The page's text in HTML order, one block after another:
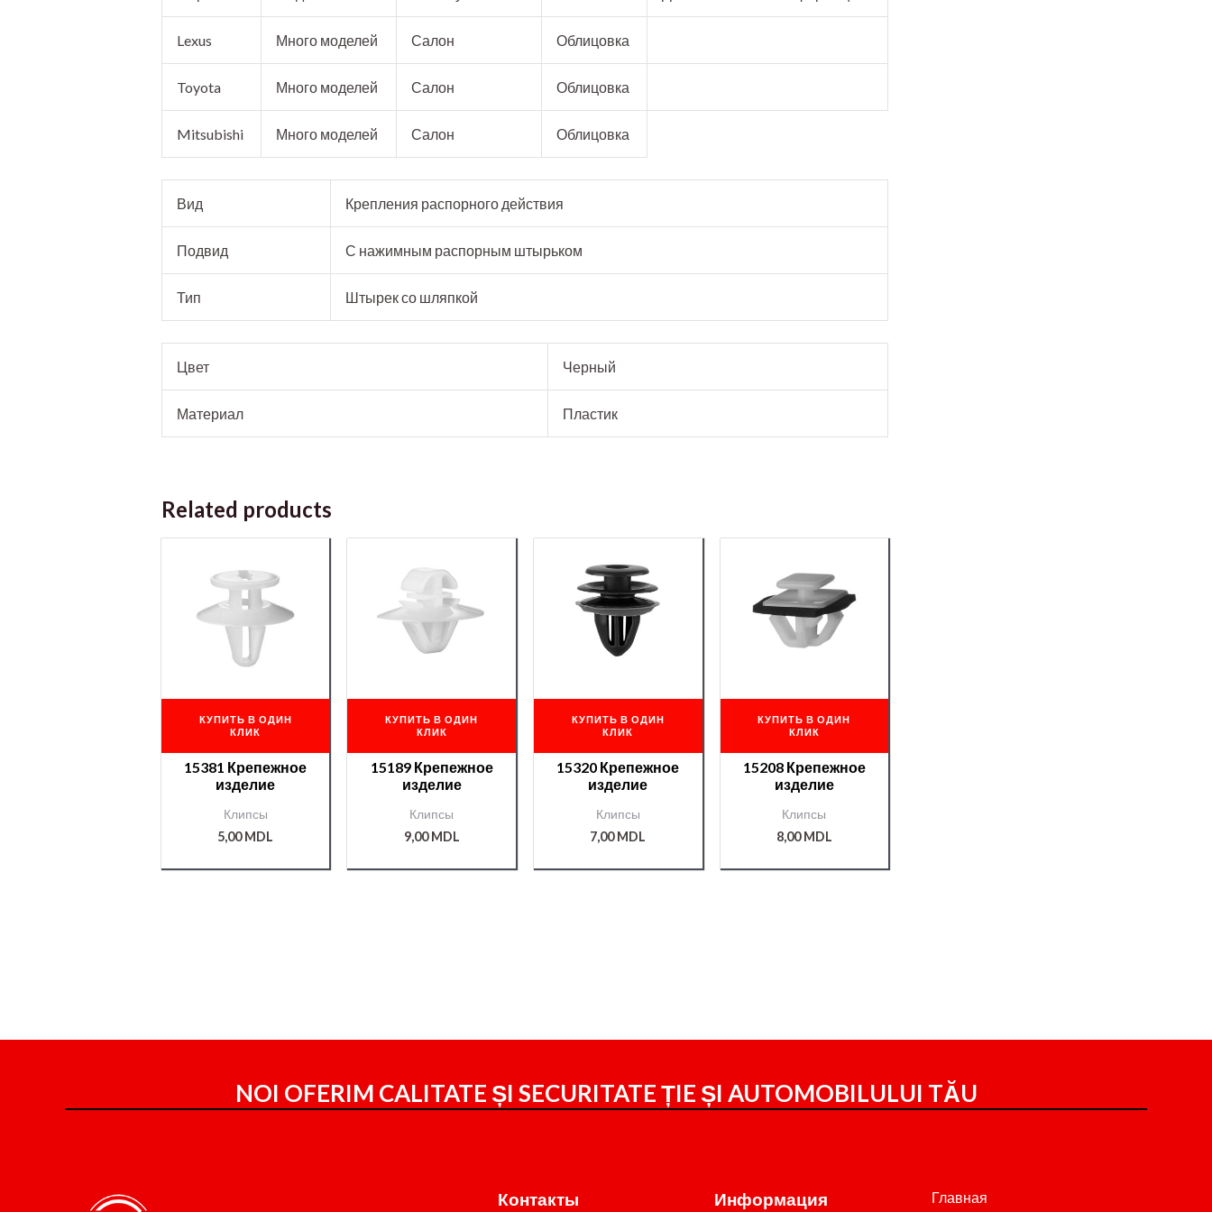
Lexus Много моделей Салон Облицовка
Toyota Много моделей Салон Облицовка
Mitsubishi Много моделей Салон Облицовка
Вид Крепления распорного действия
Подвид С нажимным распорным штырьком
Тип Штырек со шляпкой
Цвет Черный
Материал Пластик
Related products
КУПИТЬ В ОДИН
КЛИК
15381 Крепежное
изделие
Клипсы
5,00MDL
КУПИТЬ В ОДИН
КЛИК
15189 Крепежное
изделие
Клипсы
9,00MDL
КУПИТЬ В ОДИН
КЛИК
15320 Крепежное
изделие
Клипсы
7,00MDL
КУПИТЬ В ОДИН
КЛИК
15208 Крепежное
изделие
Клипсы
8,00MDL
NOI OFERIM CALITATE ȘI SECURITATE ȚIE ȘI AUTOMOBILULUI TĂU
Контакты Информация Главная